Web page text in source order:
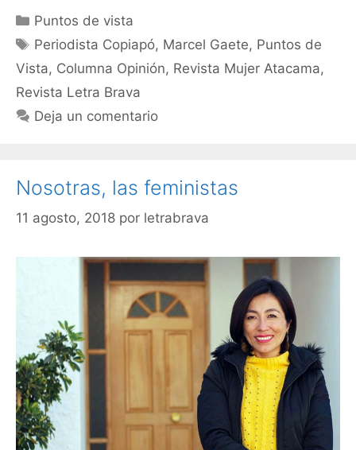
Puntos de vista
Periodista Copiapó, Marcel Gaete, Puntos de
Vista, Columna Opinión, Revista Mujer Atacama,
Revista Letra Brava
Deja un comentario
Nosotras, las feministas
11 agosto, 2018 por letrabrava